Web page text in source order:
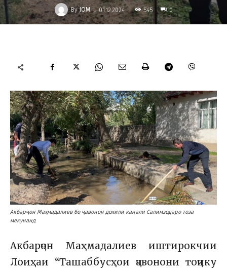
By JOM - 01.12.2024 545 0
Акбарҷон Маҳмадалиев бо ҷавонон дохили канали Салимзодаро тоза
мекунанд
Акбарҷон Маҳмадалиев иштирокчии
Лоиҳаи “Ташаббусҳои ҷавонони тоҷику